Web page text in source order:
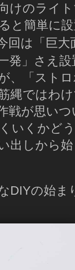
けのライ
と簡単に
回は「巨
発」さえ
、「スト
縄ではわ
戦が思い
いくかど
出しから
DIYの始ま